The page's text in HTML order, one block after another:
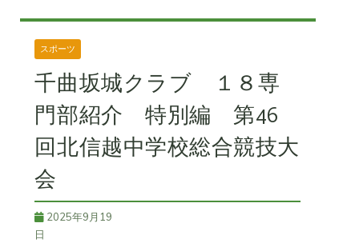
スポーツ
千曲坂城クラブ １８専
門部紹介 特別編 第46
回北信越中学校総合競技大
会
2025年9月19
日